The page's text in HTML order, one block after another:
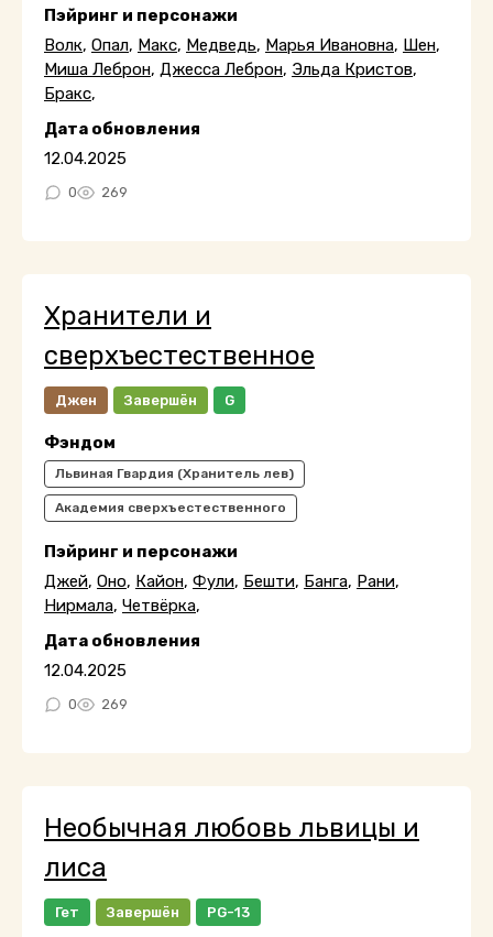
Пэйринг и персонажи
Волк, Опал, Макс, Медведь, Марья Ивановна, Шен,
Миша Леброн, Джесса Леброн, Эльда Кристов,
Бракс,
Дата обновления
12.04.2025
0 269
Хранители и
сверхъестественное
Джен Завершён G
Фэндом
Львиная Гвардия (Хранитель лев)
Академия сверхъестественного
Пэйринг и персонажи
Джей, Оно, Кайон, Фули, Бешти, Банга, Рани,
Нирмала, Четвёрка,
Дата обновления
12.04.2025
0 269
Необычная любовь львицы и
лиса
Гет Завершён PG-13